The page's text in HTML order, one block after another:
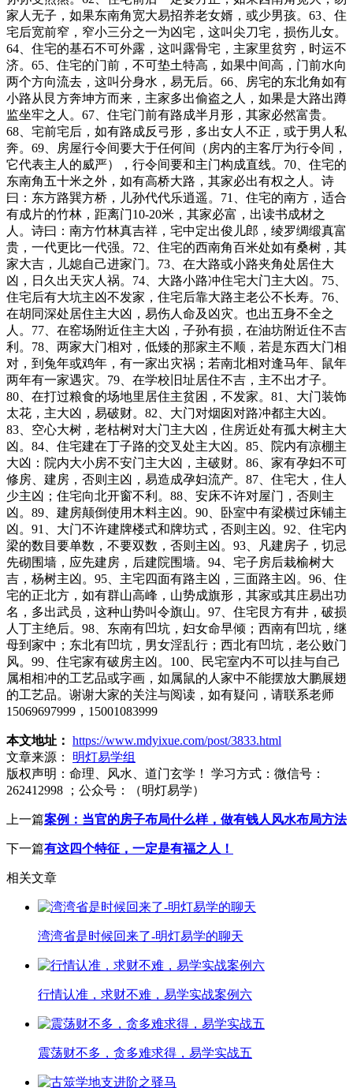
家人无子，如果东南角宽大易招养老女婿，或少男孩。63、住
宅后宽前窄，窄小三分之一为凶宅，这叫尖刀宅，损伤儿女。
64、住宅的基石不可外露，这叫露骨宅，主家里贫穷，时运不
济。65、住宅的门前，不可垫土特高，如果中间高，门前水向
两个方向流去，这叫分身水，易无后。66、房宅的东北角如有
小路从艮方奔坤方而来，主家多出偷盗之人，如果是大路出蹲
监坐牢之人。67、住宅门前有路成半月形，其家必然富贵。
68、宅前宅后，如有路成反弓形，多出女人不正，或于男人私
奔。69、房屋行令间要大于任何间（房内的主客厅为行令间，
它代表主人的威严），行令间要和主门构成直线。70、住宅的
东南角五十米之外，如有高桥大路，其家必出有权之人。诗
曰：东方路巽方桥，儿孙代代乐逍遥。71、住宅的南方，适合
有成片的竹林，距离门10-20米，其家必富，出读书成材之
人。诗曰：南方竹林真吉祥，宅中定出俊儿郎，绫罗绸缎真富
贵，一代更比一代强。72、住宅的西南角百米处如有桑树，其
家大吉，儿媳自己进家门。73、在大路或小路夹角处居住大
凶，日久出天灾人祸。74、大路小路冲住宅大门主大凶。75、
住宅后有大坑主凶不发家，住宅后靠大路主老公不长寿。76、
在胡同深处居住主大凶，易伤人命及凶灾。也出五身不全之
人。77、在窑场附近住主大凶，子孙有损，在油坊附近住不吉
利。78、两家大门相对，低矮的那家主不顺，若是东西大门相
对，到兔年或鸡年，有一家出灾祸；若南北相对逢马年、鼠年
两年有一家遇灾。79、在学校旧址居住不吉，主不出才子。
80、在打过粮食的场地里居住主贫困，不发家。81、大门装饰
太花，主大凶，易破财。82、大门对烟囱对路冲都主大凶。
83、空心大树，老枯树对大门主大凶，住房近处有孤大树主大
凶。84、住宅建在丁子路的交叉处主大凶。85、院内有凉棚主
大凶：院内大小房不安门主大凶，主破财。86、家有孕妇不可
修房、建房，否则主凶，易造成孕妇流产。87、住宅大，住人
少主凶；住宅向北开窗不利。88、安床不许对屋门，否则主
凶。89、建房颠倒使用木料主凶。90、卧室中有梁横过床铺主
凶。91、大门不许建牌楼式和牌坊式，否则主凶。92、住宅内
梁的数目要单数，不要双数，否则主凶。93、凡建房子，切忌
先砌围墙，应先建房，后建院围墙。94、宅子房后栽榆树大
吉，杨树主凶。95、主宅四面有路主凶，三面路主凶。96、住
宅的正北方，如有群山高峰，山势成旗形，其家或其庄易出功
名，多出武员，这种山势叫令旗山。97、住宅艮方有井，破损
人丁主绝后。98、东南有凹坑，妇女命早倾；西南有凹坑，继
母到家中；东北有凹坑，男女淫乱行；西北有凹坑，老公败门
风。99、住宅家有破房主凶。100、民宅室内不可以挂与自己
属相相冲的工艺品或字画，如属鼠的人家中不能摆放大鹏展翅
的工艺品。谢谢大家的关注与阅读，如有疑问，请联系老师
15069697999，15001083999
本文地址： https://www.mdyixue.com/post/3833.html
文章来源：
明灯易学组
版权声明： 命理、风水、道门玄学！ 学习方式：微信号：
262412998 ；公众号：（明灯易学）
上一篇案例：当官的房子布局什么样，做有钱人风水布局方法
下一篇有这四个特征，一定是有福之人！
相关文章
湾湾省是时候回来了-明灯易学的聊天
行情认准，求财不难，易学实战案例六
震荡财不多，贪多难求得，易学实战五